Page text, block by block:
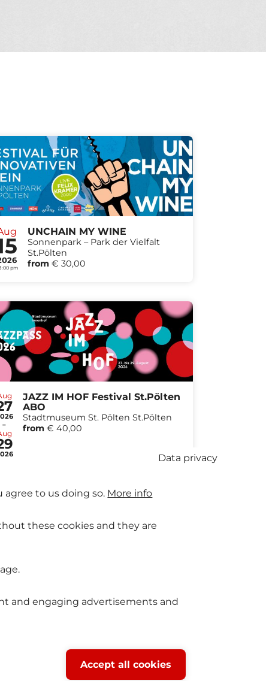
pm
UNCHAIN MY WINE
Sonnenpark – Park der Vielfalt
St.Pölten
from€ 30,00
-
JAZZ IM HOF Festival St.Pölten
ABO
Stadtmuseum St. Pölten St.Pölten
from€ 40,00
Data privacy
to us doing so. More info
these cookies and they are
and engaging advertisements and
Accept all cookies